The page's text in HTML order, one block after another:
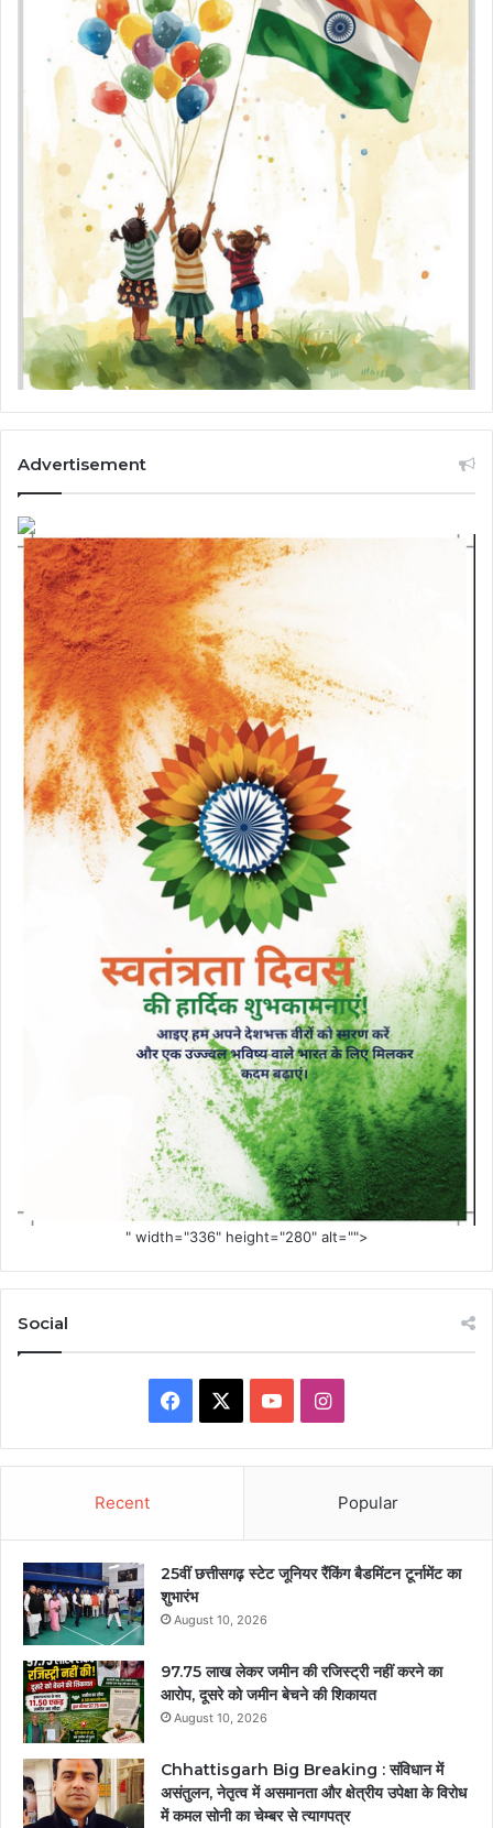
Advertisement
" width="336" height="280" alt="">
Social
Facebook YouTubeInstagram
Recent Popular
25वीं छत्तीसगढ़ स्टेट जूनियर रैंकिंग बैडमिंटन टूर्नामेंट का
शुभारंभ
August 10, 2026
97.75 लाख लेकर जमीन की रजिस्ट्री नहीं करने का
आरोप, दूसरे को जमीन बेचने की शिकायत
August 10, 2026
Chhattisgarh Big Breaking : संविधान में
असंतुलन, नेतृत्व में असमानता और क्षेत्रीय उपेक्षा के विरोध
में कमल सोनी का चेम्बर से त्यागपत्र